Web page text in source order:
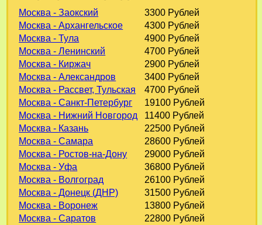
Москва - Заокский
3300 Рублей
Москва - Архангельское
4300 Рублей
Москва - Тула
4900 Рублей
Москва - Ленинский
4700 Рублей
Москва - Киржач
2900 Рублей
Москва - Александров
3400 Рублей
Москва - Рассвет, Тульская
4700 Рублей
Москва - Санкт-Петербург
19100 Рублей
Москва - Нижний Новгород
11400 Рублей
Москва - Казань
22500 Рублей
Москва - Самара
28600 Рублей
Москва - Ростов-на-Дону
29000 Рублей
Москва - Уфа
36800 Рублей
Москва - Волгоград
26100 Рублей
Москва - Донецк (ДНР)
31500 Рублей
Москва - Воронеж
13800 Рублей
Москва - Саратов
22800 Рублей